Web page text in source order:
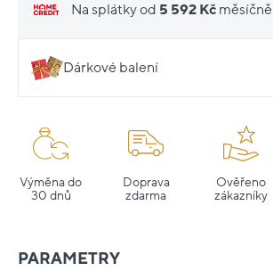
Na splátky od 5 592 Kč měsíčně
Dárkové balení
Výměna do
30 dnů
Doprava
zdarma
Ověřeno
zákazníky
PARAMETRY